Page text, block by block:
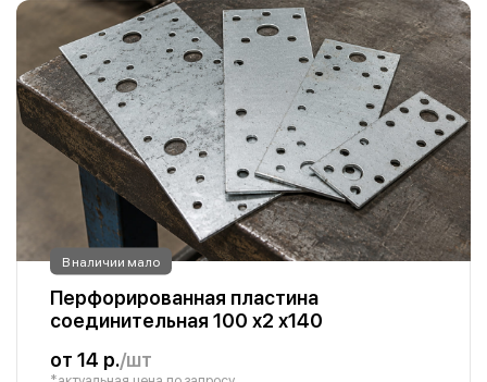
В наличии мало
Перфорированная пластина
соединительная 100 х2 х140
от 14 р./шт